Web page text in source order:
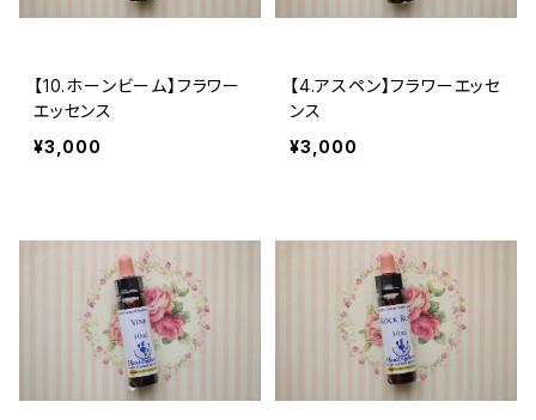
【10.ホーンビーム】フラワー
エッセンス
¥3,000
【4.アスペン】フラワーエッセ
ンス
¥3,000